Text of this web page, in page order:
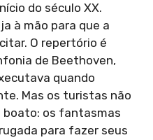
do século XX.
à mão para que a
O repertório é
de Beethoven,
quando
Mas os turistas não
boato: os fantasmas
para fazer seus